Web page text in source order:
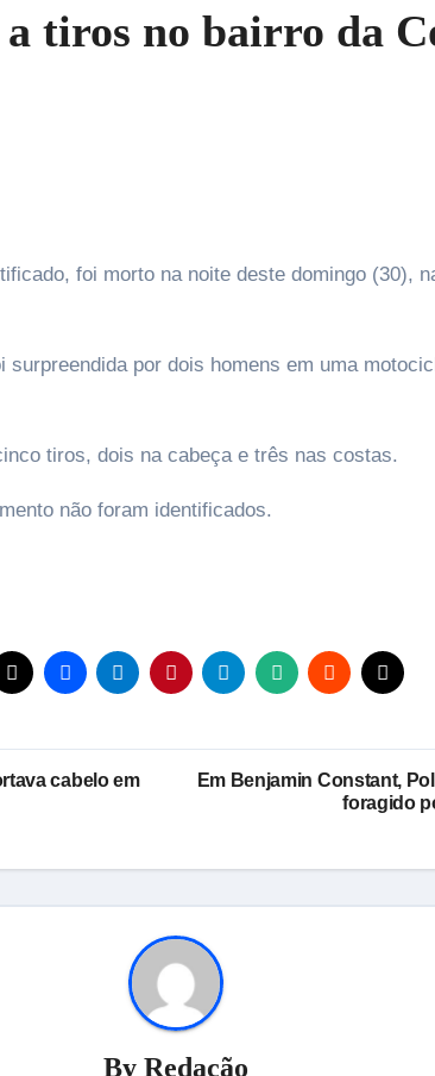
tiros no bairro da
por dois homens em uma
tiros, dois na cabeça e três nas costas.
não foram identificados.
cabelo em
Em Benjamin Constant,
foragido
By Redação